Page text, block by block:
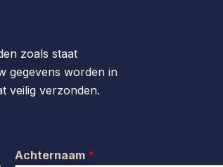
zoals staat
gegevens worden in
veilig verzonden.
Achternaam *